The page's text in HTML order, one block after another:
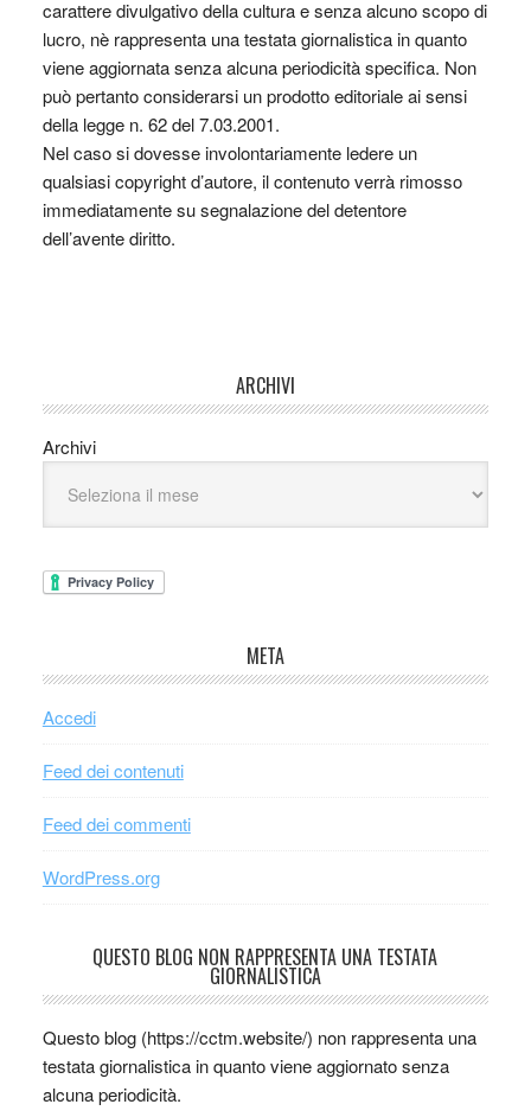
carattere divulgativo della cultura e senza alcuno scopo di
lucro, nè rappresenta una testata giornalistica in quanto
viene aggiornata senza alcuna periodicità specifica. Non
può pertanto considerarsi un prodotto editoriale ai sensi
della legge n. 62 del 7.03.2001.
Nel caso si dovesse involontariamente ledere un
qualsiasi copyright d’autore, il contenuto verrà rimosso
immediatamente su segnalazione del detentore
dell’avente diritto.
ARCHIVI
Archivi
META
Accedi
Feed dei contenuti
Feed dei commenti
WordPress.org
QUESTO BLOG NON RAPPRESENTA UNA TESTATA
GIORNALISTICA
Questo blog (https://cctm.website/) non rappresenta una
testata giornalistica in quanto viene aggiornato senza
alcuna periodicità.